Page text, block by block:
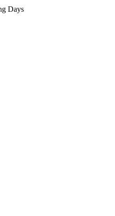
Days